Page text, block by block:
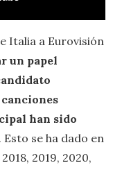
Italia a Eurovisión
un papel
han sido
. Esto se ha dado en
2019, 2020,